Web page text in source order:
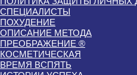
СПЕЦИАЛИСТЫ
ПОХУДЕНИЕ
ОПИСАНИЕ МЕТОДА
ПРЕОБРАЖЕНИЕ ®
КОСМЕТИЧЕСКАЯ
ВРЕМЯ ВСПЯТЬ